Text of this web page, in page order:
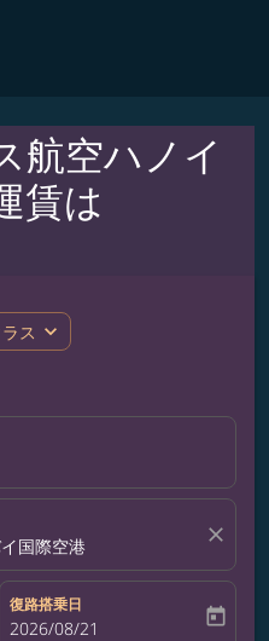
航空ハノイ
賃は
ス expand_more
国際空港 close
label
復路搭乗日
fc-booking-return-date-aria-label
2026/08/21 today